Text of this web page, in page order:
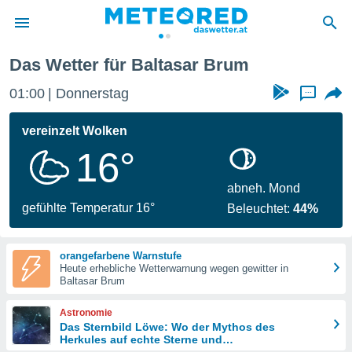
wurde
dass
sind.
diese
Das Wetter für Baltasar Brum
01:00 Donnerstag ...
vereinzelt Wolken
16°
gefühlte Temperatur 16°
abneh. Mond
Beleuchtet:44%
orangefarbene Warnstufe
Heute erhebliche Wetterwarnung wegen gewitter in
Baltasar Brum
Astronomie
Das Sternbild Löwe: Wo der Mythos des
Herkules auf echte Sterne und